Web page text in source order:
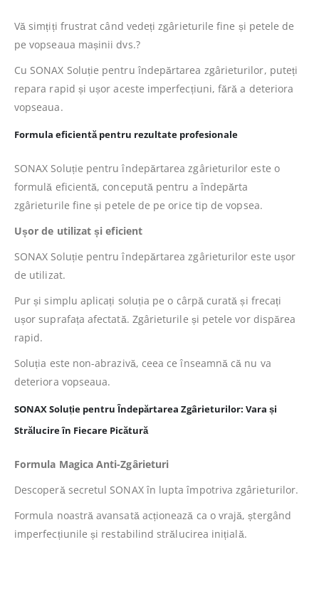
Vă simțiți frustrat când vedeți zgârieturile fine și petele de
pe vopseaua mașinii dvs.?
Cu SONAX Soluție pentru îndepărtarea zgârieturilor, puteți
repara rapid și ușor aceste imperfecțiuni, fără a deteriora
vopseaua.
Formula eficientă pentru rezultate profesionale
SONAX Soluție pentru îndepărtarea zgârieturilor este o
formulă eficientă, concepută pentru a îndepărta
zgârieturile fine și petele de pe orice tip de vopsea.
Ușor de utilizat și eficient
SONAX Soluție pentru îndepărtarea zgârieturilor este ușor
de utilizat.
Pur și simplu aplicați soluția pe o cârpă curată și frecați
ușor suprafața afectată. Zgârieturile și petele vor dispărea
rapid.
Soluția este non-abrazivă, ceea ce înseamnă că nu va
deteriora vopseaua.
SONAX Soluție pentru Îndepărtarea Zgârieturilor: Vara și
Strălucire în Fiecare Picătură
Formula Magica Anti-Zgârieturi
Descoperă secretul SONAX în lupta împotriva zgârieturilor.
Formula noastră avansată acționează ca o vrajă, ștergând
imperfecțiunile și restabilind strălucirea inițială.